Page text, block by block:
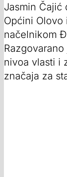
Jasmin Čajić
Općini Olovo
načelnikom
nivoa vlasti i
značaja za